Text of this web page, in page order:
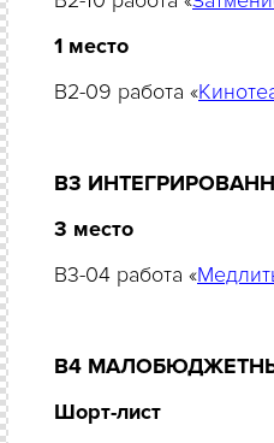
1 место
B2-09 работа «
B3
3 место
B3-04 работа «
B4
Шорт-лист